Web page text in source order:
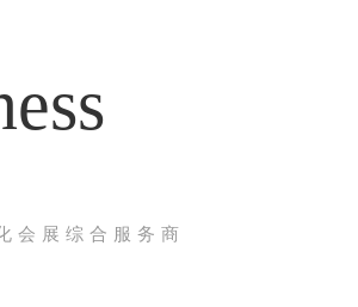
ess
会展综合服务商